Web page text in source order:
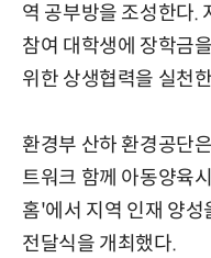
역 공부방을 조성한다.
참여 대학생에 장학금
위한 상생협력을 실천
환경부 산하 환경공단
트워크 함께 아동양육
홈'에서 지역 인재 양
전달식을 개최했다.